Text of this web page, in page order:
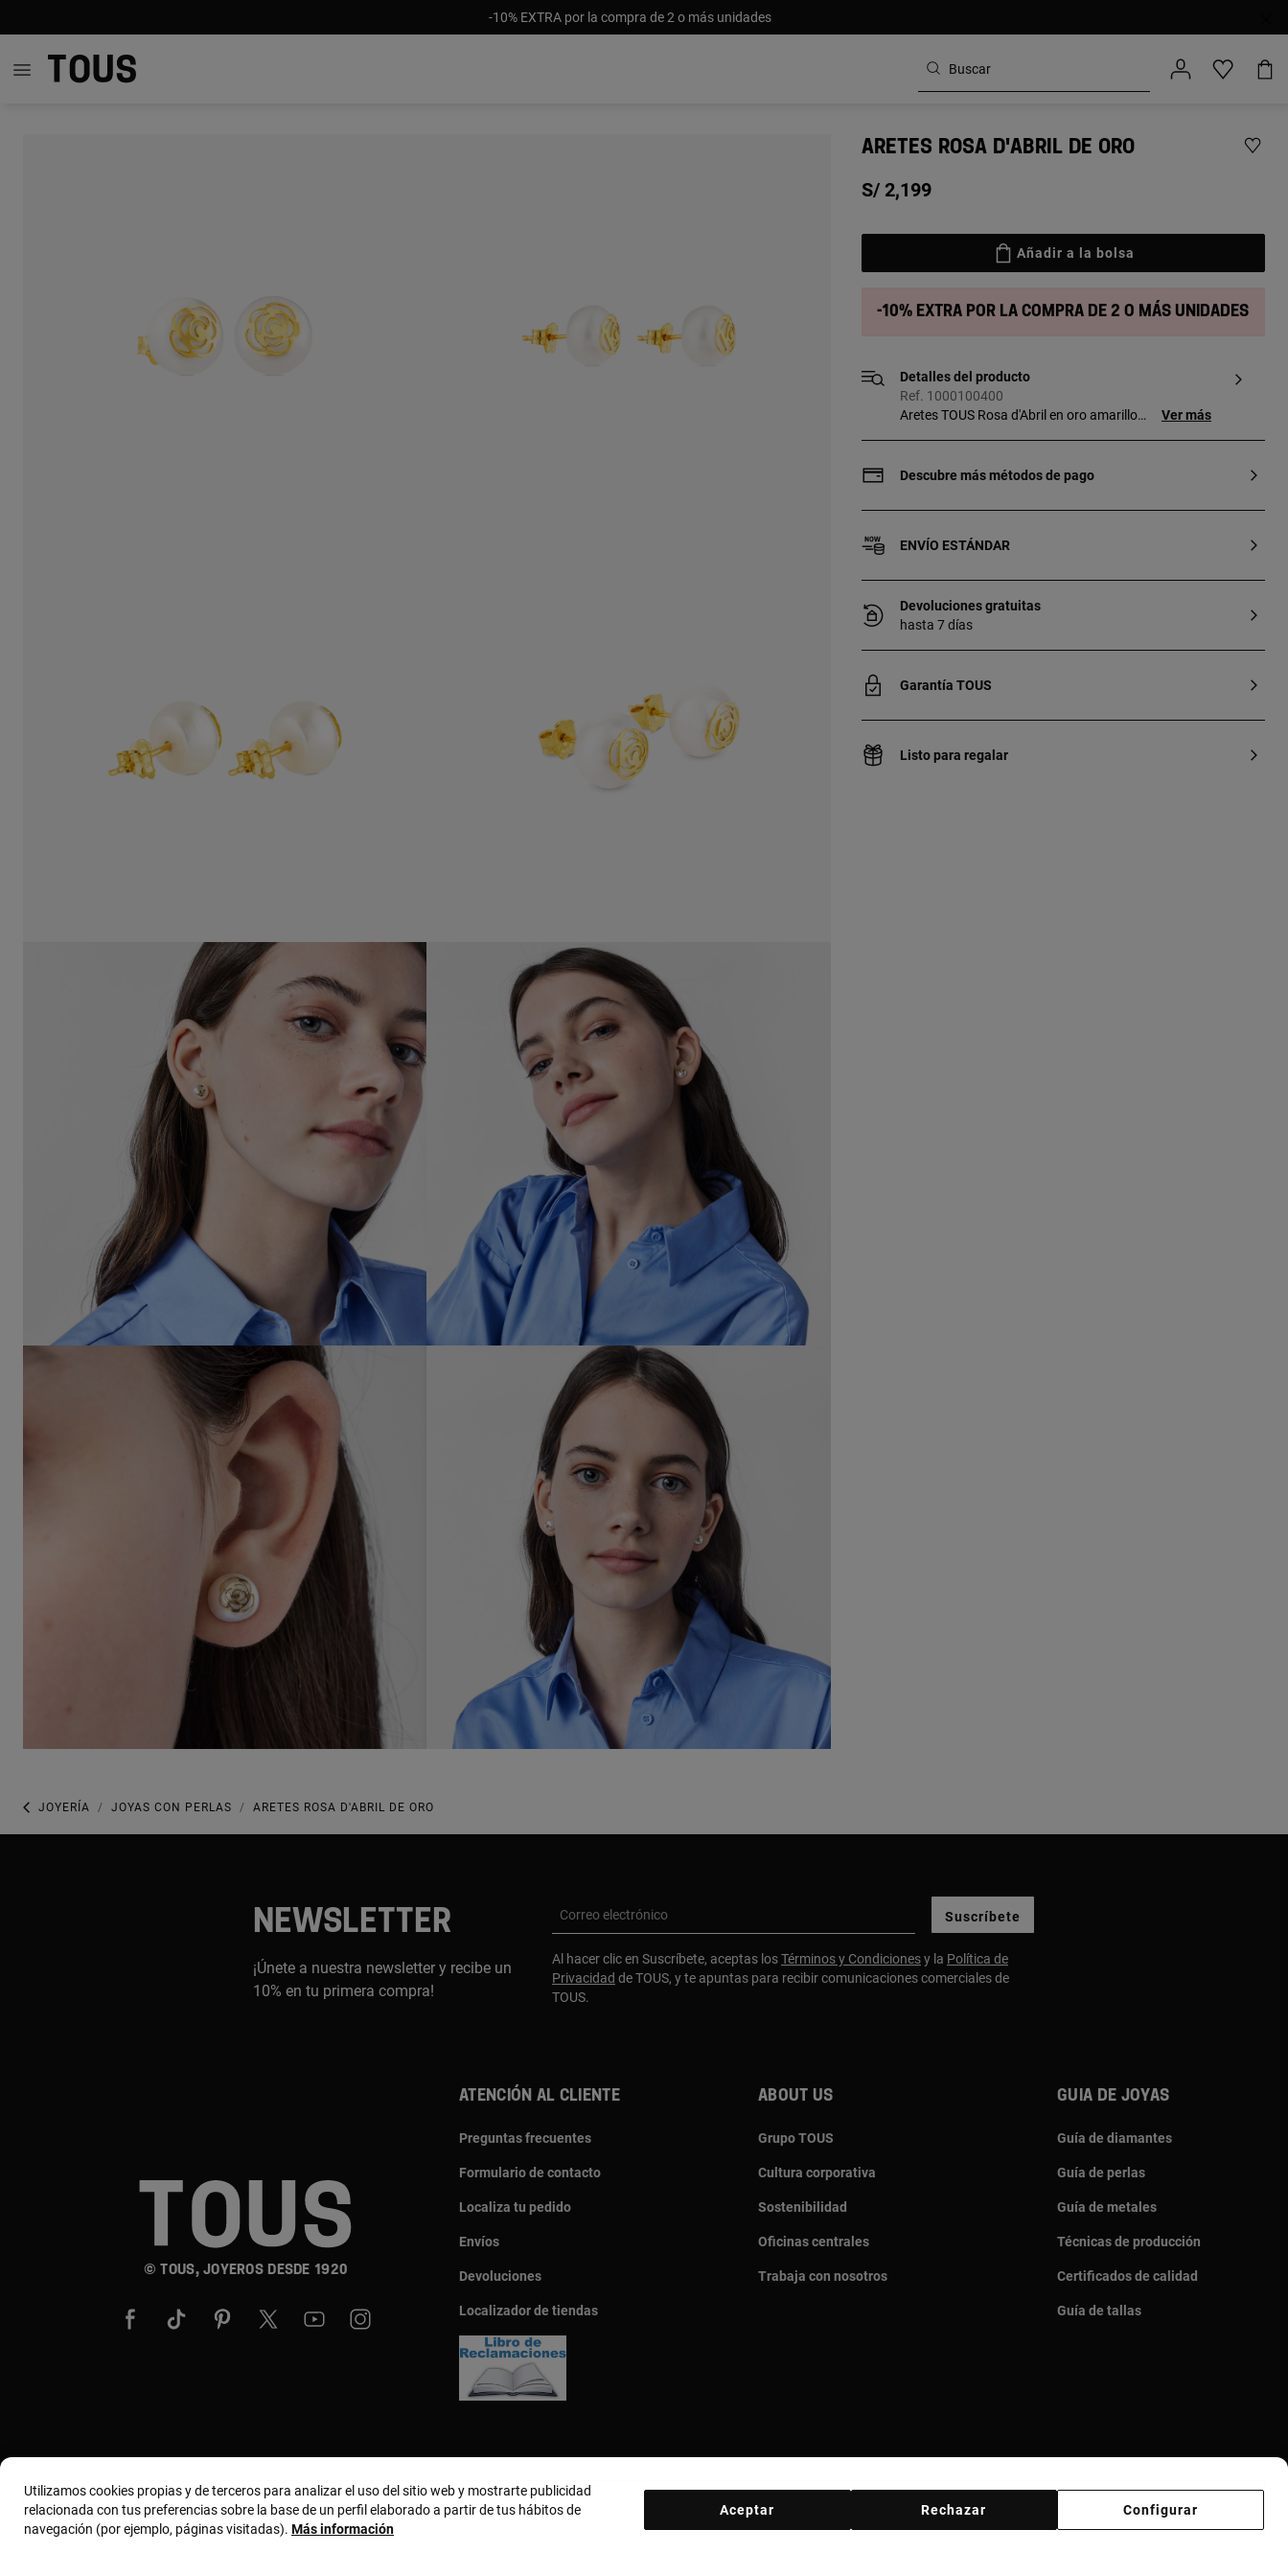
-10% EXTRA por la compra de 2 o más unidades
ARETES ROSA D'ABRIL DE ORO
S/ 2,199
Añadir a la bolsa
-10% extra por la compra de 2 o más unidades
Detalles del producto
Ref. 1000100400
Aretes TOUS Rosa d'Abril en oro amarillo
Ver más
Descubre más métodos de pago
ENVÍO ESTÁNDAR
Devoluciones gratuitas
hasta 7 días
Garantía TOUS
Listo para regalar
JOYERÍA JOYAS CON PERLAS ARETES ROSA D'ABRIL DE ORO
NEWSLETTER
¡Únete a nuestra newsletter y recibe un
10% en tu primera compra!
Correo electrónico Suscríbete
Al hacer clic en Suscríbete, aceptas losTérminos y Condicionesy la Política de
Privacidad de TOUS, y te apuntas para recibir comunicaciones comerciales de
TOUS.
© TOUS, JOYEROS DESDE 1920
Atención al cliente
Preguntas frecuentes
Formulario de contacto
Localiza tu pedido
Envíos
Devoluciones
Localizador de tiendas
About us
Grupo TOUS
Cultura corporativa
Sostenibilidad
Oficinas centrales
Trabaja con nosotros
Guia de joyas
Guía de diamantes
Guía de perlas
Guía de metales
Técnicas de producción
Certificados de calidad
Guía de tallas
País y moneda: Perú / Peruvian Sol
Utilizamos cookies propias y de terceros para analizar el uso del sitio web y mostrarte publicidad
relacionada con tus preferencias sobre la base de un perfil elaborado a partir de tus hábitos de
navegación (por ejemplo, páginas visitadas). Más información
Configurar
Rechazar
Aceptar